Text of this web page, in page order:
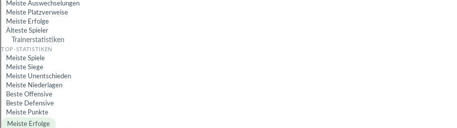
Meiste Auswechselungen
Meiste Platzverweise
Meiste Erfolge
Älteste Spieler
Trainerstatistiken
Meiste Spiele
Meiste Siege
Meiste Unentschieden
Meiste Niederlagen
Beste Offensive
Beste Defensive
Meiste Punkte
Meiste Erfolge